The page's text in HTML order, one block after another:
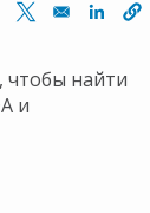
Size
Text Sizein a new
Opens in a
чтобы найти
и